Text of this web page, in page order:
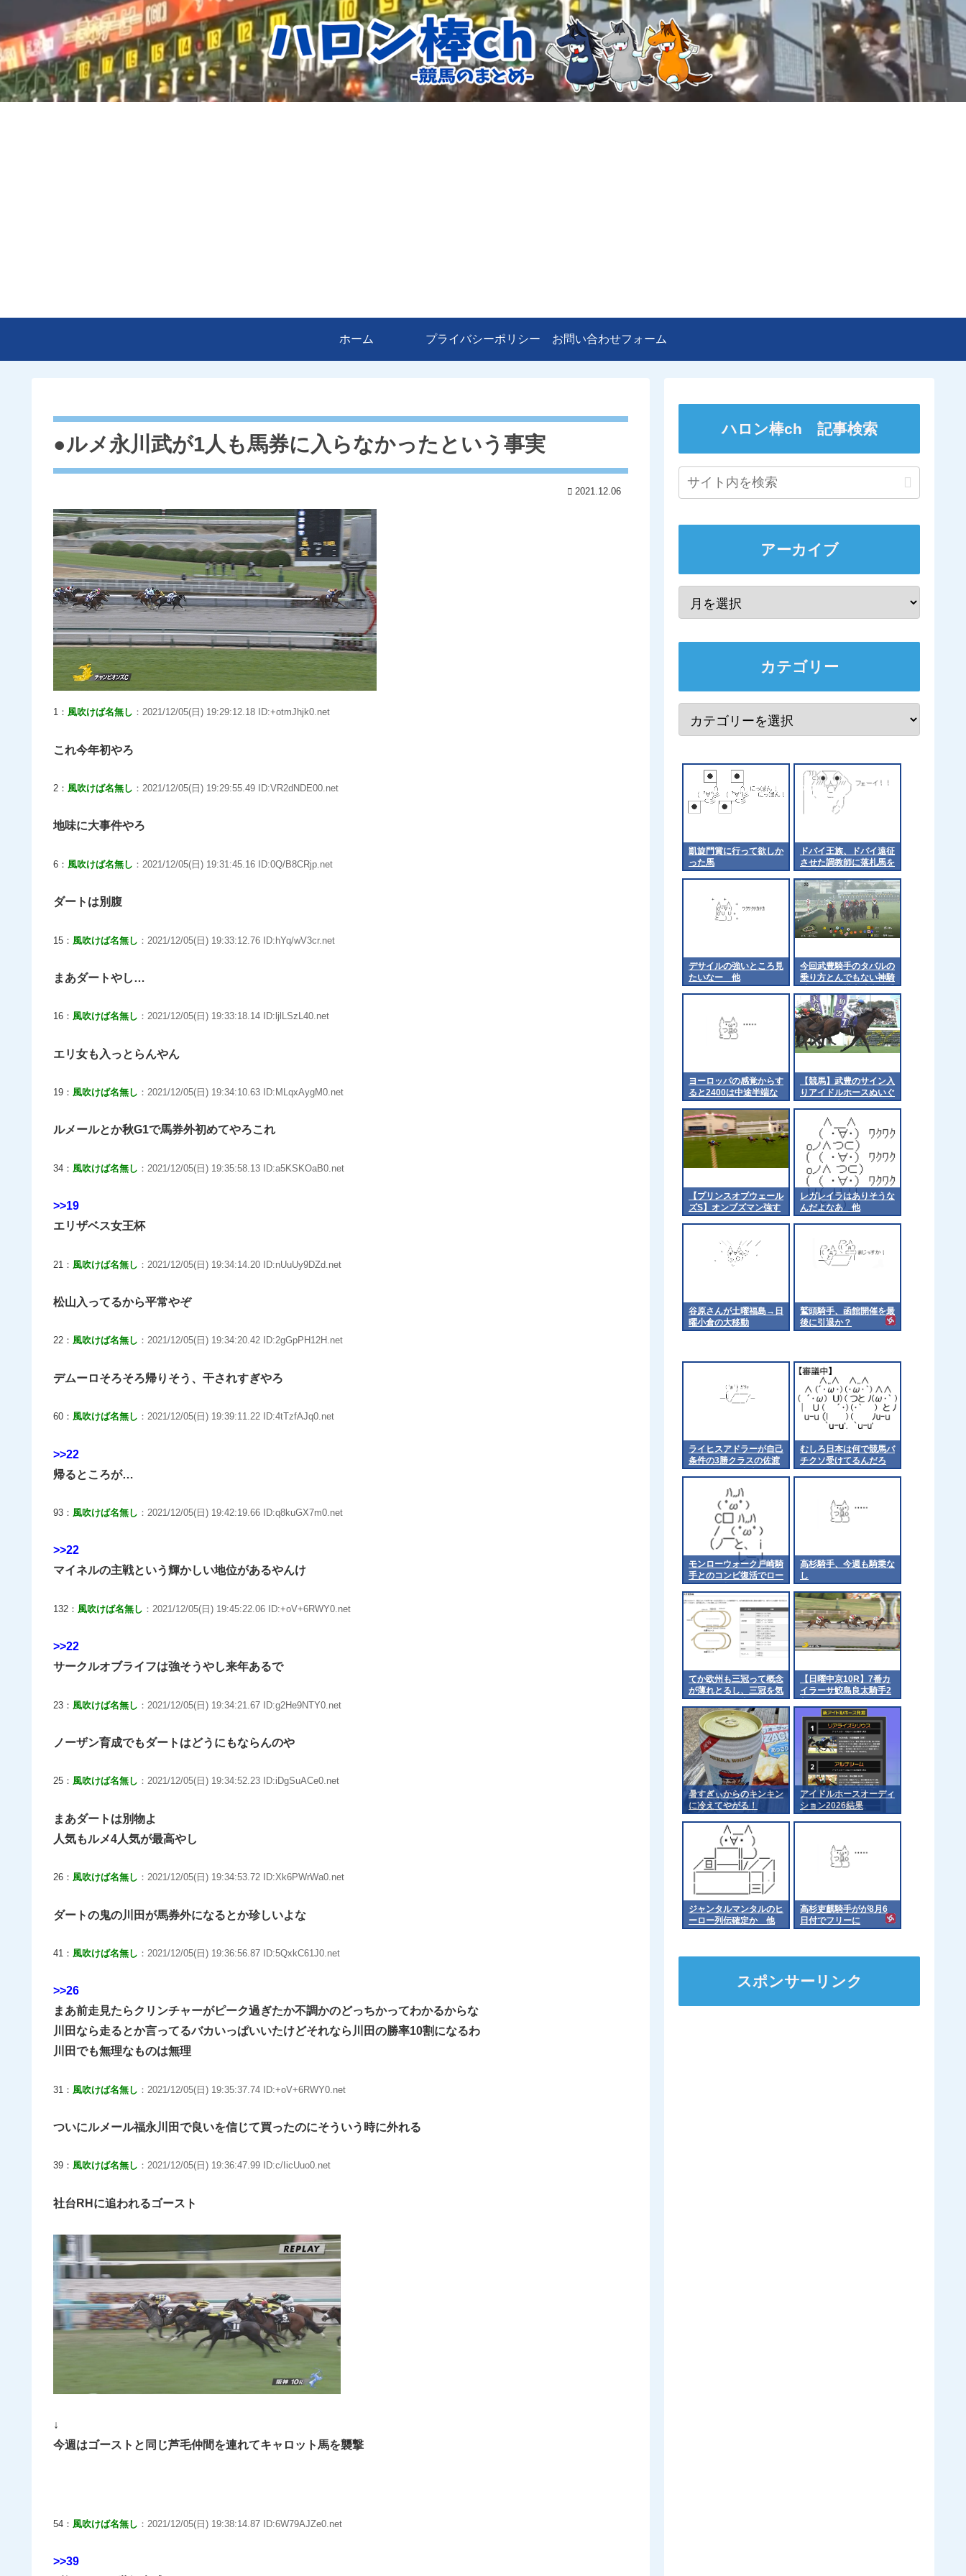
ホーム プライバシーポリシー お問い合わせフォーム
●ルメ永川武が1人も馬券に入らなかったという事実
2021.12.06
1： 風吹けば名無し ：2021/12/05(日) 19:29:12.18 ID:+otmJhjk0.net
これ今年初やろ
2： 風吹けば名無し ：2021/12/05(日) 19:29:55.49 ID:VR2dNDE00.net
地味に大事件やろ
6： 風吹けば名無し ：2021/12/05(日) 19:31:45.16 ID:0Q/B8CRjp.net
ダートは別腹
15： 風吹けば名無し ：2021/12/05(日) 19:33:12.76 ID:hYq/wV3cr.net
まあダートやし…
16： 風吹けば名無し ：2021/12/05(日) 19:33:18.14 ID:ljlLSzL40.net
エリ女も入っとらんやん
19： 風吹けば名無し ：2021/12/05(日) 19:34:10.63 ID:MLqxAygM0.net
ルメールとか秋G1で馬券外初めてやろこれ
34： 風吹けば名無し ：2021/12/05(日) 19:35:58.13 ID:a5KSKOaB0.net
>>19
エリザベス女王杯
21： 風吹けば名無し ：2021/12/05(日) 19:34:14.20 ID:nUuUy9DZd.net
松山入ってるから平常やぞ
22： 風吹けば名無し ：2021/12/05(日) 19:34:20.42 ID:2gGpPH12H.net
デムーロそろそろ帰りそう、干されすぎやろ
60： 風吹けば名無し ：2021/12/05(日) 19:39:11.22 ID:4tTzfAJq0.net
>>22
帰るところが…
93： 風吹けば名無し ：2021/12/05(日) 19:42:19.66 ID:q8kuGX7m0.net
>>22
マイネルの主戦という輝かしい地位があるやんけ
132： 風吹けば名無し ：2021/12/05(日) 19:45:22.06 ID:+oV+6RWY0.net
>>22
サークルオブライフは強そうやし来年あるで
23： 風吹けば名無し ：2021/12/05(日) 19:34:21.67 ID:g2He9NTY0.net
ノーザン育成でもダートはどうにもならんのや
25： 風吹けば名無し ：2021/12/05(日) 19:34:52.23 ID:iDgSuACe0.net
まあダートは別物よ
人気もルメ4人気が最高やし
26： 風吹けば名無し ：2021/12/05(日) 19:34:53.72 ID:Xk6PWrWa0.net
ダートの鬼の川田が馬券外になるとか珍しいよな
41： 風吹けば名無し ：2021/12/05(日) 19:36:56.87 ID:5QxkC61J0.net
>>26
まあ前走見たらクリンチャーがピーク過ぎたか不調かのどっちかってわかるからな
川田なら走るとか言ってるバカいっぱいいたけどそれなら川田の勝率10割になるわ
川田でも無理なものは無理
31： 風吹けば名無し ：2021/12/05(日) 19:35:37.74 ID:+oV+6RWY0.net
ついにルメール福永川田で良いを信じて買ったのにそういう時に外れる
39： 風吹けば名無し ：2021/12/05(日) 19:36:47.99 ID:c/IicUuo0.net
社台RHに追われるゴースト
↓
今週はゴーストと同じ芦毛仲間を連れてキャロット馬を襲撃
54： 風吹けば名無し ：2021/12/05(日) 19:38:14.87 ID:6W79AJZe0.net
>>39
ハロン棒ch 記事検索
アーカイブ
カテゴリー
凱旋門賞に行って欲しか
った馬
ドバイ王族、ドバイ遠征
させた調教師に落札馬を
預託
デサイルの強いところ見
たいなー 他
今回武豊騎手のタバルの
乗り方とんでもない神騎
乗じゃね？横山武史騎手
に付き合わず折り合いも
つけじわりと2番手に
ヨーロッパの感覚からす
ると2400は中途半端な
のかな
【競馬】武豊のサイン入
りアイドルホースぬいぐ
るみが発売開始！ ディ
ープインパクト、キズ
ナ、ドウデュースのダー
ビー馬3頭 [冬月記者★]
【プリンスオブウェール
ズS】オンブズマン強す
ぎﾜﾛﾀ
レガレイラはありそうな
んだよなあ 他
谷原さんが土曜福島→日
曜小倉の大移動
鷲頭騎手、函館開催を最
後に引退か？
ライヒスアドラーが自己
条件の3勝クラスの佐渡
ステークスに出走
むしろ日本は何で競馬バ
チクソ受けてるんだろ
モンローウォーク戸崎騎
手とのコンビ復活でロー
ズSへ 他
高杉騎手、今週も騎乗な
し
てか欧州も三冠って概念
が薄れとるし、三冠を気
にするのは日本くらいに
なるんやろか 他
【日曜中京10R】7番カ
イラーサ鮫島良太騎手2
着
暑すぎぃからのキンキン
に冷えてやがる！
アイドルホースオーディ
ション2026結果
ジャンタルマンタルのヒ
ーロー列伝確定か 他
高杉吏麒騎手がが8月6
日付でフリーに
スポンサーリンク